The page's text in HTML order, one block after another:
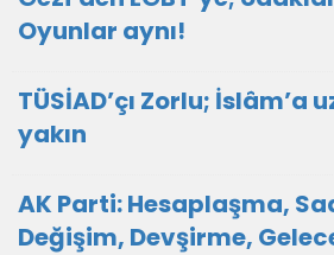
Oyunlar aynı!
TÜSİAD’çı Zorlu; İslâm’a
yakın
AK Parti: Hesaplaşma,
Değişim, Devşirme,